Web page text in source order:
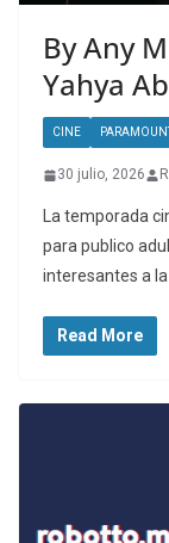
By Any
Yahya
CINE
30 julio, 2026
La temporada
para publico
interesantes a
Read More